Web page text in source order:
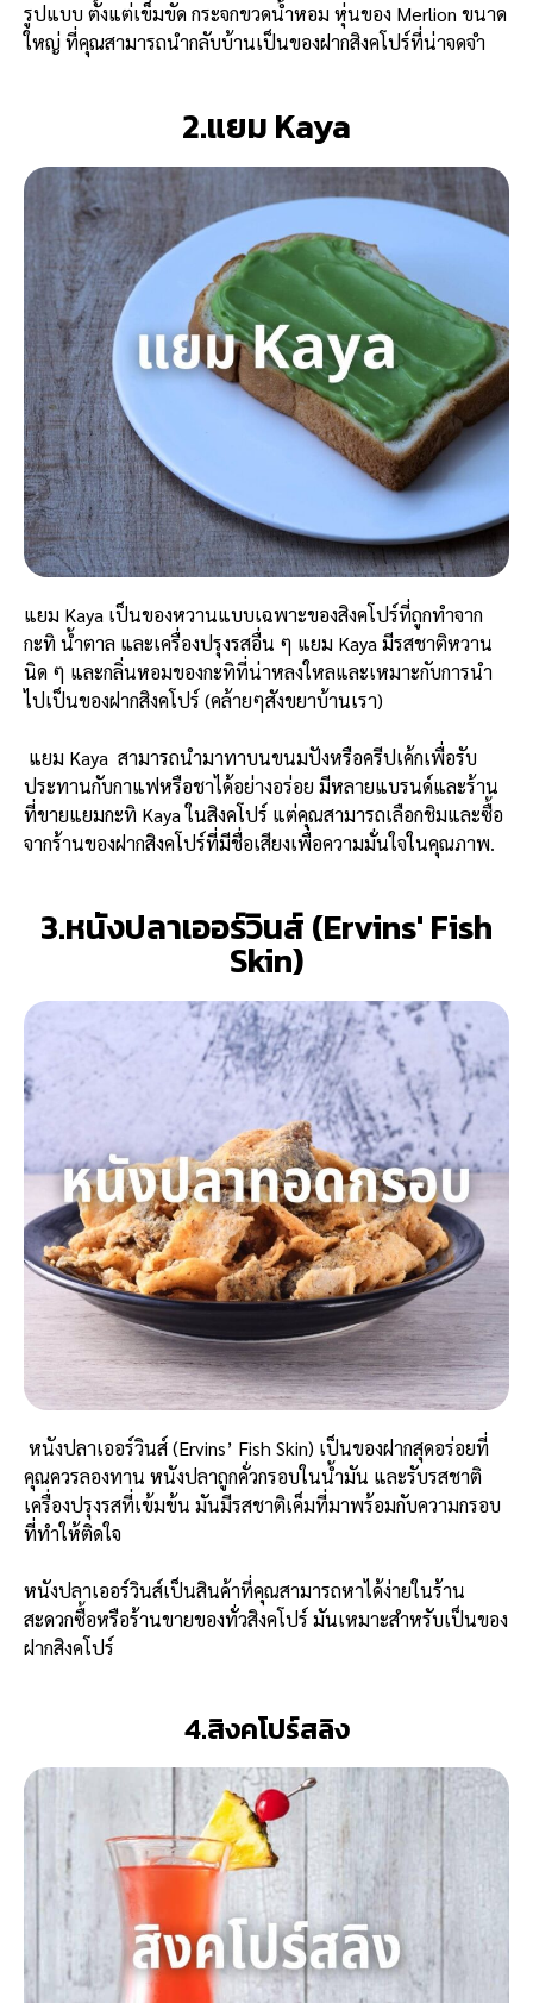
รูปแบบ ตั้งแต่เข็มขัด กระจกขวดน้ำหอม หุ่นของ Merlion ขนาด
ใหญ่ ที่คุณสามารถนำกลับบ้านเป็นของฝากสิงคโปร์ที่น่าจดจำ
2.แยม Kaya
แยม Kaya เป็นของหวานแบบเฉพาะของสิงคโปร์ที่ถูกทำจาก
กะทิ น้ำตาล และเครื่องปรุงรสอื่น ๆ แยม Kaya มีรสชาติหวาน
นิด ๆ และกลิ่นหอมของกะทิที่น่าหลงใหลและเหมาะกับการนำ
ไปเป็นของฝากสิงคโปร์ (คล้ายๆสังขยาบ้านเรา)
แยม Kaya สามารถนำมาทาบนขนมปังหรือครีปเค้กเพื่อรับ
ประทานกับกาแฟหรือชาได้อย่างอร่อย มีหลายแบรนด์และร้าน
ที่ขายแยมกะทิ Kaya ในสิงคโปร์ แต่คุณสามารถเลือกชิมและซื้อ
จากร้านของฝากสิงคโปร์ที่มีชื่อเสียงเพื่อความมั่นใจในคุณภาพ.
3.หนังปลาเออร์วินส์ (Ervins' Fish
Skin)
หนังปลาเออร์วินส์ (Ervins’ Fish Skin) เป็นของฝากสุดอร่อยที่
คุณควรลองทาน หนังปลาถูกคั่วกรอบในน้ำมัน และรับรสชาติ
เครื่องปรุงรสที่เข้มข้น มันมีรสชาติเค็มที่มาพร้อมกับความกรอบ
ที่ทำให้ติดใจ
หนังปลาเออร์วินส์เป็นสินค้าที่คุณสามารถหาได้ง่ายในร้าน
สะดวกซื้อหรือร้านขายของทั่วสิงคโปร์ มันเหมาะสำหรับเป็นของ
ฝากสิงคโปร์
4.สิงคโปร์สลิง